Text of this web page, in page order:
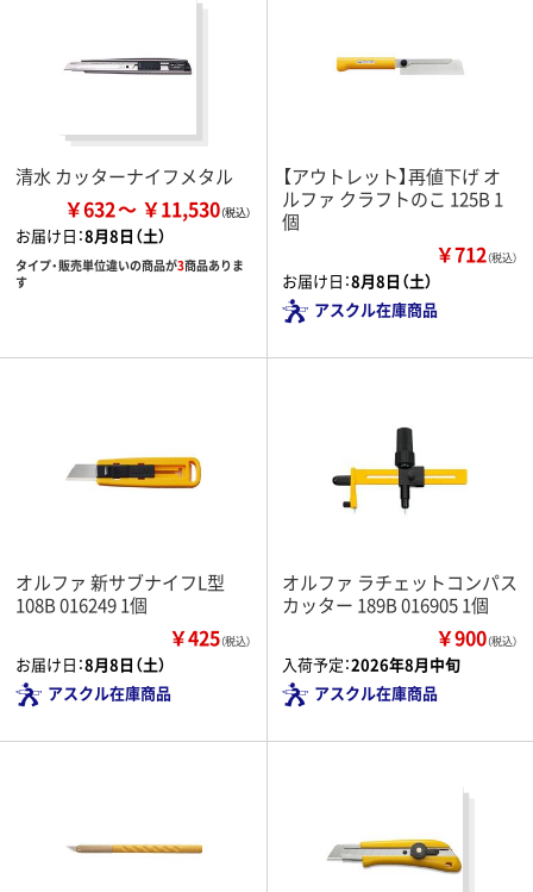
清水 カッターナイフメタル
￥632 ￥11,530
お届け日：8月8日（土）
タイプ・販売単位違いの商品が3商品ありま
す
【アウトレット】再値下げ オ
ルファ クラフトのこ 125B 1
個
￥712（税込）
お届け日：8月8日（土）
アスクル在庫商品
オルファ 新サブナイフL型
108B 016249 1個
￥425（税込）
お届け日：8月8日（土）
アスクル在庫商品
オルファ ラチェットコンパス
カッター 189B 016905 1個
￥900（税込）
入荷予定：2026年8月中旬
アスクル在庫商品